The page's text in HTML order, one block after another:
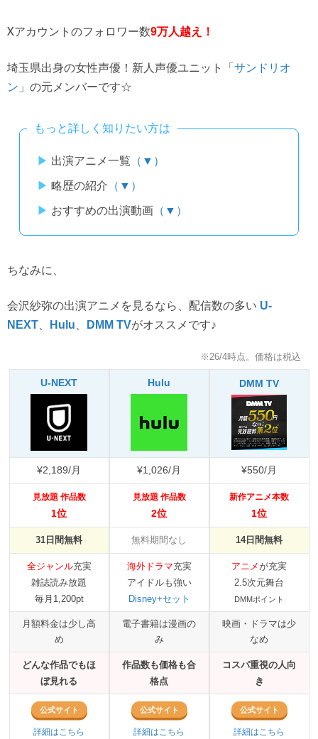
Xアカウントのフォロワー数9万人越え！
埼玉県出身の女性声優！新人声優ユニット「サンドリオ
ン 」の元メンバーです☆
もっと詳しく知りたい方は
出演アニメ一覧 （▼）
略歴の紹介 （▼）
おすすめの出演動画（▼）
ちなみに、
会沢紗弥の出演アニメを見るなら、配信数の多い U-
NEXT、 Hulu、 DMM TVがオススメです♪
※26/4時点。価格は税込
U-NEXT Hulu DMM TV
¥2,189/月 ¥1,026/月 ¥550/月
見放題 作品数
1位
見放題 作品数
2位
新作アニメ本数
1位
31日間無料 無料期間なし 14日間無料
全ジャンル充実
雑誌読み放題
毎月1,200pt
海外ドラマ充実
アイドルも強い
Disney+セット
アニメが充実
2.5次元舞台
DMMポイント
月額料金は少し高
め
電子書籍は漫画の
み
映画・ドラマは少
なめ
どんな作品でもほ
ぼ見れる
作品数も価格も合
格点
コスパ重視の人向
き
公式サイト
詳細はこちら
公式サイト
詳細はこちら
公式サイト
詳細はこちら